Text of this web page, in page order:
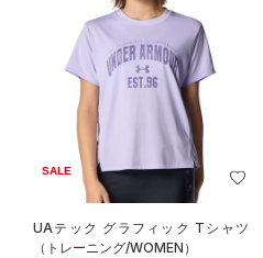
SALE
UAテック グラフィック Tシャツ
（トレーニング/WOMEN）